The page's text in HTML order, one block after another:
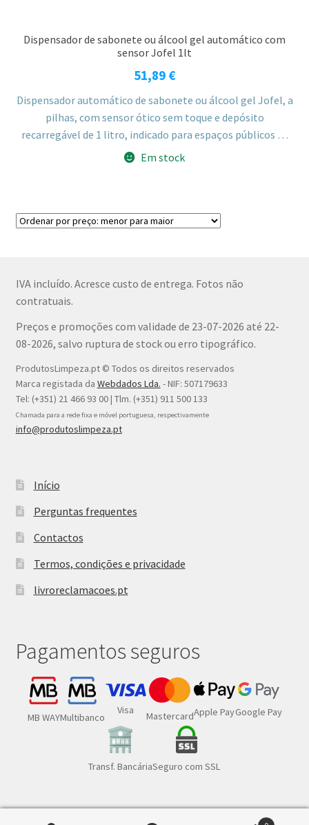
Dispensador de sabonete ou álcool gel automático com
sensor Jofel 1lt
51,89 €
Dispensador automático de sabonete ou álcool gel Jofel, a
pilhas, com sensor ótico sem toque e depósito
recarregável de 1 litro, indicado para espaços públicos de
alta rotação. Regulador de 3 níveis de dispensa e fechadura
Em stock
IVA incluído. Acresce custo de entrega. Fotos não
contratuais.
Preços e promoções com validade de 23-07-2026 até 22-
08-2026, salvo ruptura de stock ou erro tipográfico.
ProdutosLimpeza.pt © Todos os direitos reservados
Marca registada da Webdados Lda. - NIF: 507179633
Tel: (+351) 21 466 93 00 | Tlm. (+351) 911 500 133
Chamada para a rede fixa e móvel portuguesa, respectivamente
info@produtoslimpeza.pt
Início
Perguntas frequentes
Contactos
Termos, condições e privacidade
livroreclamacoes.pt
Pagamentos seguros
MB WAYMultibanco
Visa MastercardApple PayGoogle Pay
Transf. BancáriaSeguro com SSL